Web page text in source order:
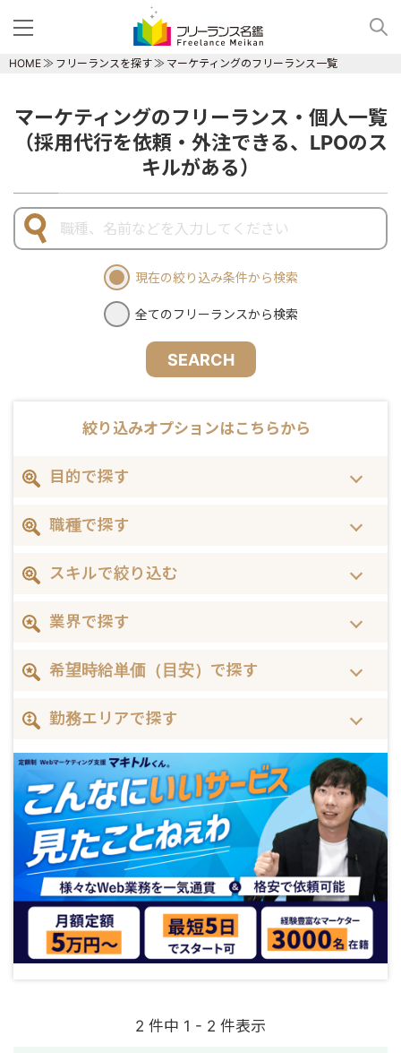
HOME フリーランスを探す マーケティングのフリーランス一覧
マーケティングのフリーランス・個人一覧
（採用代行を依頼・外注できる、LPOのス
キルがある）
現在の絞り込み条件から検索
全てのフリーランスから検索
SEARCH
絞り込みオプションはこちらから
目的で探す
職種で探す
スキルで絞り込む
業界で探す
希望時給単価（目安）で探す
勤務エリアで探す
2 件中 1 - 2 件表示